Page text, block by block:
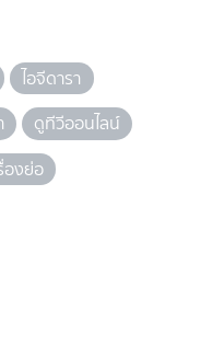
ไอจีดารา
ดูทีวีออนไลน์
องย่อ